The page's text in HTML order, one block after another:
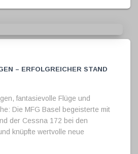
– Erfolgreicher Stand
fantasievolle Flüge und
Die MFG Basel begeisterte mit
der Cessna 172 bei den
knüpfte wertvolle neue